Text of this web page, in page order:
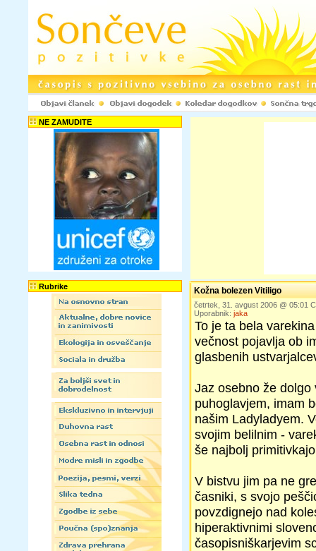
NE ZAMUDITE
Rubrike Kožna bolezen Vitiligo
četrtek, 31. avgust 2006 @ 05:01
Uporabnik: jaka
To je ta bela
večnost pojavlja ob
glasbenih
Jaz osebno že
puhoglavjem, imam
našim Ladyladyem.
svojim belilnim -
še najbolj
V bistvu jim pa ne
časniki, s svojo
povzdignejo nad
hiperaktivnimi
časopisniškarjevim